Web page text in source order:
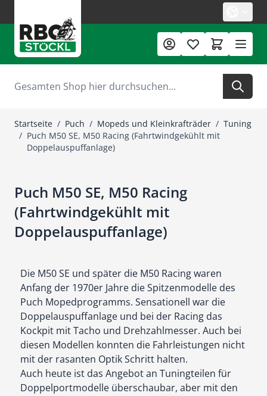
Suche
Startseite / Puch / Mopeds und Kleinkrafträder / Tuning
/ Puch M50 SE, M50 Racing (Fahrtwindgekühlt mit
Doppelauspuffanlage)
Puch M50 SE, M50 Racing
(Fahrtwindgekühlt mit
Doppelauspuffanlage)
Die M50 SE und später die M50 Racing waren
Anfang der 1970er Jahre die Spitzenmodelle des
Puch Mopedprogramms. Sensationell war die
Doppelauspuffanlage und bei der Racing das
Kockpit mit Tacho und Drehzahlmesser. Auch bei
diesen Modellen konnten die Fahrleistungen nicht
mit der rasanten Optik Schritt halten.
Auch heute ist das Angebot an Tuningteilen für
Doppelportmodelle überschaubar, aber mit den